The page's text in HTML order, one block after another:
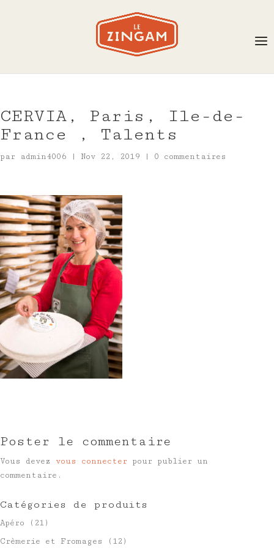
CERVIA, Paris, Ile-de-
France , Talents
par admin4006 | Nov 22, 2019 | 0 commentaires
Poster le commentaire
Vous devez vous connecter pour publier un
commentaire.
Catégories de produits
Apéro
(21)
Crèmerie et Fromages
(12)